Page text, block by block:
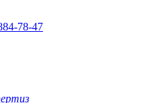
78-47